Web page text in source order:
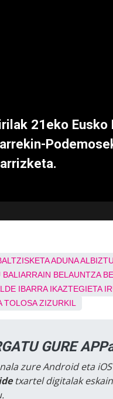
21eko
ADUNA
BALIARRAIN BELAUNTZA
IBARRA IKAZTEGIETA
TOLOSA ZIZURKIL
GURE
zure Android eta
txartel digitalak